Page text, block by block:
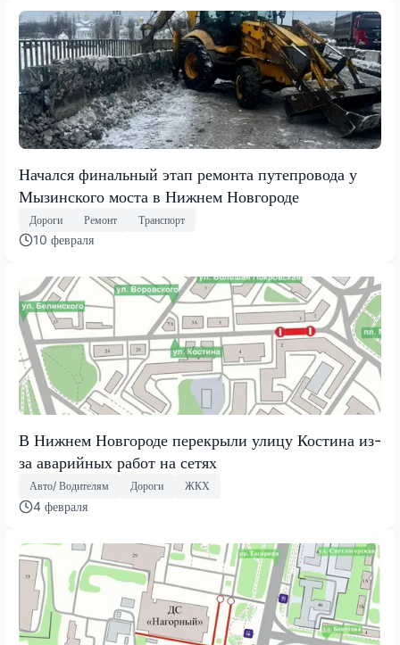
Начался финальный этап ремонта путепровода у
Мызинского моста в Нижнем Новгороде
Дороги Ремонт Транспорт
10 февраля
В Нижнем Новгороде перекрыли улицу Костина из-
за аварийных работ на сетях
Авто/ Водителям Дороги ЖКХ
4 февраля